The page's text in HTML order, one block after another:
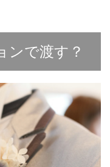
ンで渡す？